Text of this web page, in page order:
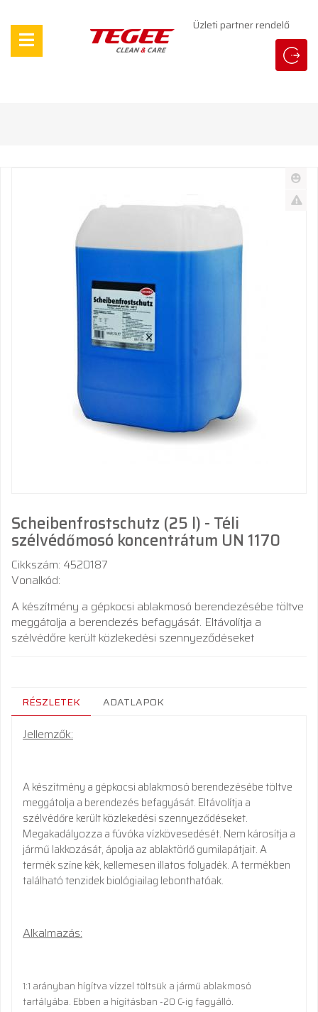
Üzleti partner rendelő
Új
Scheibenfrostschutz (25 l) - Téli
szélvédőmosó koncentrátum UN 1170
Cikkszám: 4520187
Vonalkód:
A készítmény a gépkocsi ablakmosó berendezésébe töltve
meggátolja a berendezés befagyását. Eltávolítja a
szélvédőre került közlekedési szennyeződéseket
RÉSZLETEK ADATLAPOK
Jellemzők:
A készítmény a gépkocsi ablakmosó berendezésébe töltve
meggátolja a berendezés befagyását. Eltávolítja a
szélvédőre került közlekedési szennyeződéseket.
Megakadályozza a fúvóka vízkövesedését. Nem károsítja a
jármű lakkozását, ápolja az ablaktörlő gumilapátjait. A
termék színe kék, kellemesen illatos folyadék. A termékben
található tenzidek biológiailag lebonthatóak.
Alkalmazás:
1:1 arányban hígítva vízzel töltsük a jármű ablakmosó
tartályába. Ebben a hígításban -20 C-ig fagyálló.